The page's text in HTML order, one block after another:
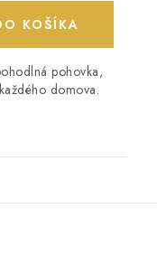
KOŠÍKA
pohovka,
domova.